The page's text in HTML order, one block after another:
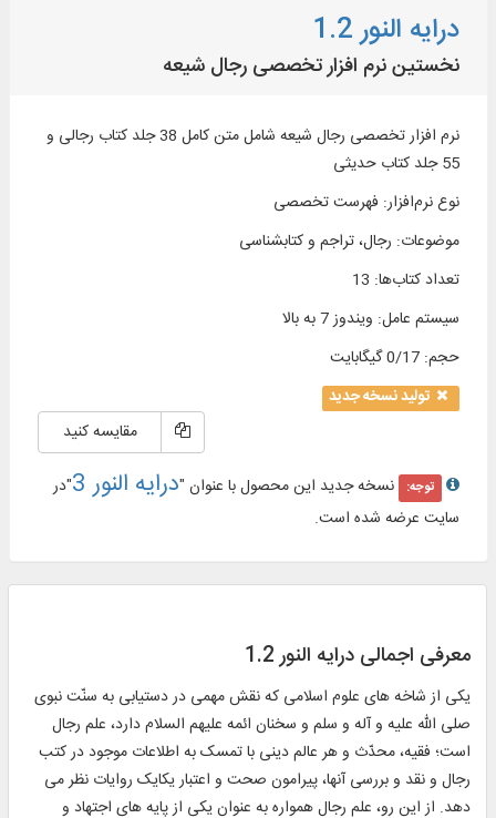
درایه النور 1.2
نخستین نرم افزار تخصصی رجال شیعه
نرم ‏افزار تخصصى رجال شيعه شامل متن كامل 38 جلد كتاب رجالى و
55 جلد كتاب حديثى
نوع نرم‌افزار: فهرست تخصصی
موضوعات: رجال، تراجم و کتابشناسی
تعداد کتاب‌ها:
13
سیستم عامل: ویندوز 7 به بالا
حجم:0/17 گیگابایت
تولید نسخه جدید
مقایسه کنید
توجه: نسخه جدید این محصول با عنوان "درایه النور 3
"در
سایت عرضه شده است.
معرفی اجمالی درایه النور 1.2
یکى از شاخه هاى علوم اسلامى که نقش مهمى در دستیابى به سنّت نبوى
صلى الله علیه و آله و سلم و سخنان ائمه علیهم السلام دارد، علم رجال
است؛ فقیه، محدّث و هر عالم دینى با تمسک به اطلاعات موجود در کتب
رجال و نقد و بررسى آنها، پیرامون صحت و اعتبار یکایک روایات نظر مى
دهد. از این رو، علم رجال همواره به عنوان یکى از پایه هاى اجتهاد و